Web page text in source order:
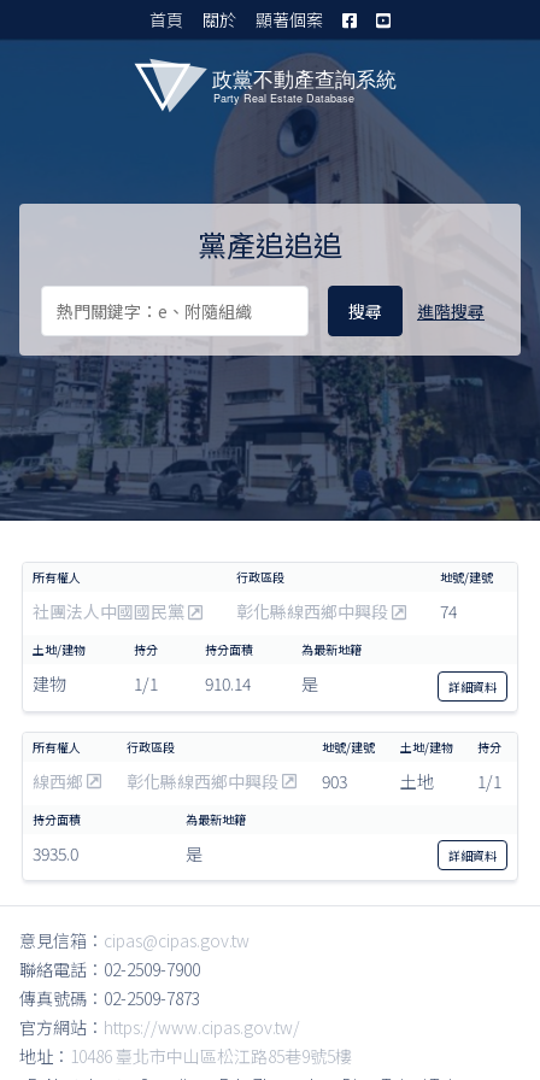
首頁 關於 顯著個案
黨產追追追
進階搜尋
社團法人中國國民黨 彰化縣線西鄉中興段 74
建物 1/1 910.14 是 詳細資料
線西鄉 彰化縣線西鄉中興段 903 土地 1/1
3935.0 是 詳細資料
意見信箱： cipas@cipas.gov.tw
聯絡電話：02-2509-7900
傳真號碼：02-2509-7873
官方網站： https://www.cipas.gov.tw/
地址： 10486 臺北市中山區松江路85巷9號5樓